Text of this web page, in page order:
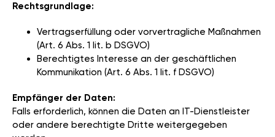
Rechtsgrundlage:
Vertragserfüllung oder vorvertragliche Maßnahmen
(Art. 6 Abs. 1 lit. b DSGVO)
Berechtigtes Interesse an der geschäftlichen
Kommunikation (Art. 6 Abs. 1 lit. f DSGVO)
Empfänger der Daten:
Falls erforderlich, können die Daten an IT-Dienstleister
oder andere berechtigte Dritte weitergegeben